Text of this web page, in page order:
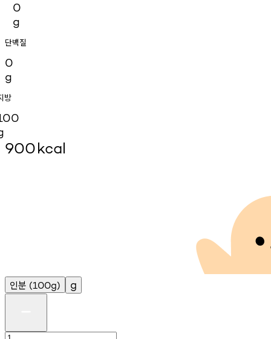
0
g
단백질
0
g
방
900kcal
인분 (100g) g